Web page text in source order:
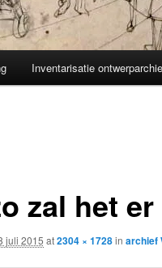
Inventarisatie
zal het
juli 2015 at2304 × 1728in archief